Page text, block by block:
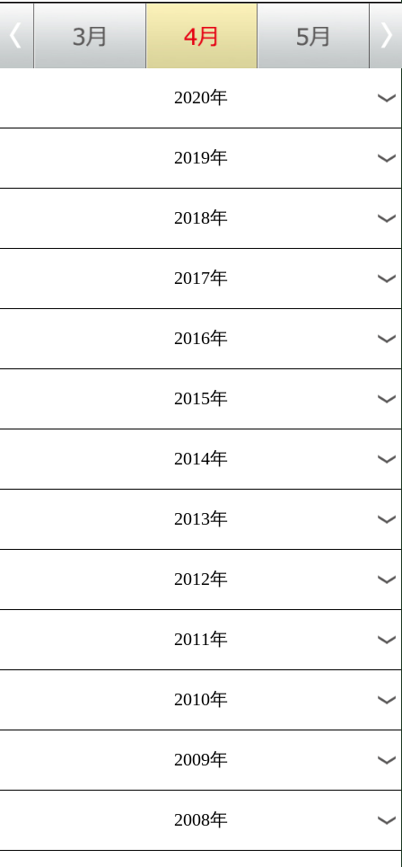
2025年
2024年
2022年
2020年
2019年
2018年
2017年
2016年
2015年